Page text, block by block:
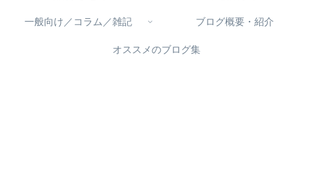
一般向け／コラム／雑記 ブログ概要・紹介
オススメのブログ集